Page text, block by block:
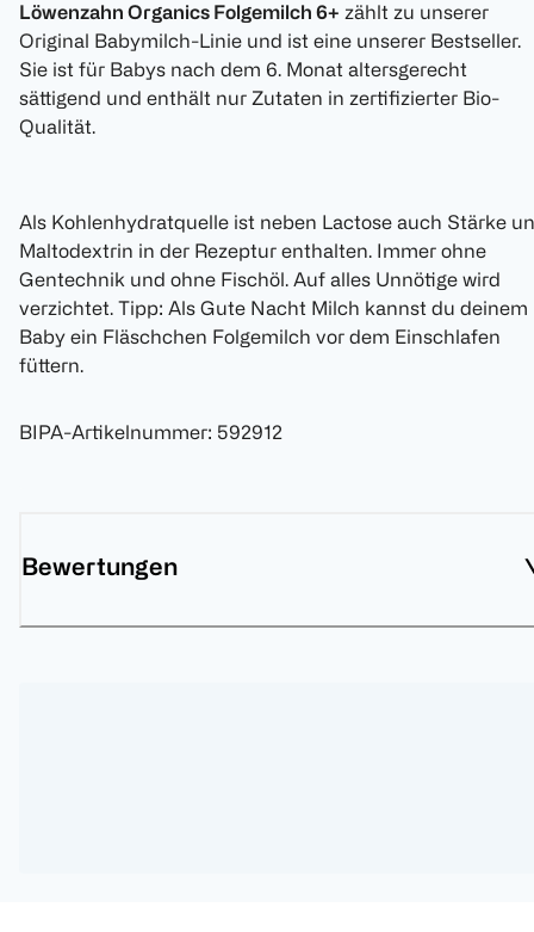
Löwenzahn Organics Folgemilch 6+ zählt zu unserer
Original Babymilch-Linie und ist eine unserer Bestseller.
Sie ist für Babys nach dem 6. Monat altersgerecht
sättigend und enthält nur Zutaten in zertifizierter Bio-
Qualität.
Als Kohlenhydratquelle ist neben Lactose auch Stärke
Maltodextrin in der Rezeptur enthalten. Immer ohne
Gentechnik und ohne Fischöl. Auf alles Unnötige wird
verzichtet. Tipp: Als Gute Nacht Milch kannst du deinem
Baby ein Fläschchen Folgemilch vor dem Einschlafen
füttern.
BIPA-Artikelnummer: 592912
Bewertungen